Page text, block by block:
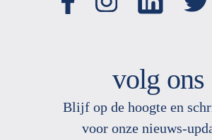
volg ons
Blijf op de hoogte en
voor onze nieuws-